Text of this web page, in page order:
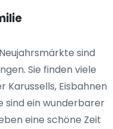
sind
Sie finden viele
Eisbahnen
sind ein wunderbarer
eine schöne Zeit